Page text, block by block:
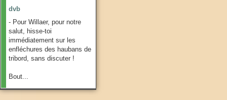
dvb
- Pour Willaer, pour notre
salut, hisse-toi
immédiatement sur les
enfléchures des haubans de
tribord, sans discuter !
Bout...